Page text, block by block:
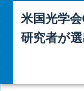
米国光学
研究者が